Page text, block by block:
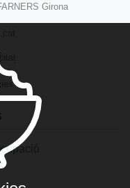
Girona